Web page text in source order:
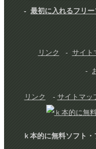
最初に入れるフリー
リンク サイト
リンク - サイトマッ
ｋ本的に無料ソフト